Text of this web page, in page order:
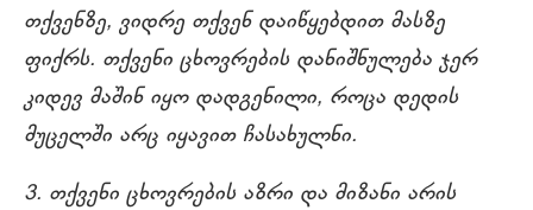
თქვენზე, ვიდრე თქვენ დაიწყებდით მასზე
ფიქრს. თქვენი ცხოვრების დანიშნულება ჯერ
კიდევ მაშინ იყო დადგენილი, როცა დედის
მუცელში არც იყავით ჩასახულნი.
3. თქვენი ცხოვრების აზრი და მიზანი არის